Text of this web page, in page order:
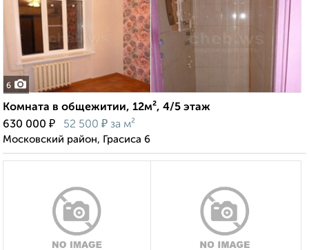
6
Комната в общежитии, 12м², 4/5 этаж
630 000 ₽ 52 500 ₽ за м²
Московский район, Грасиса 6